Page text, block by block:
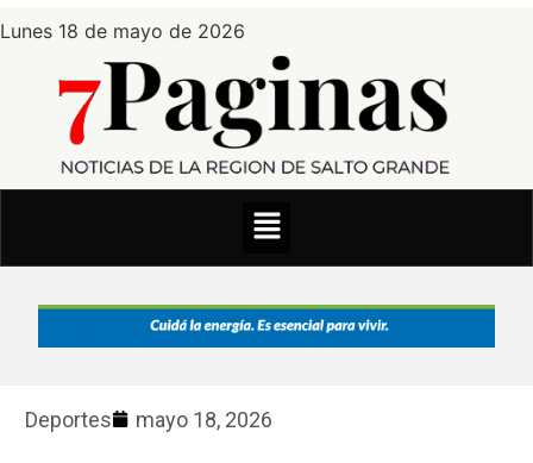
Lunes 18 de mayo de 2026
Deportes mayo 18, 2026